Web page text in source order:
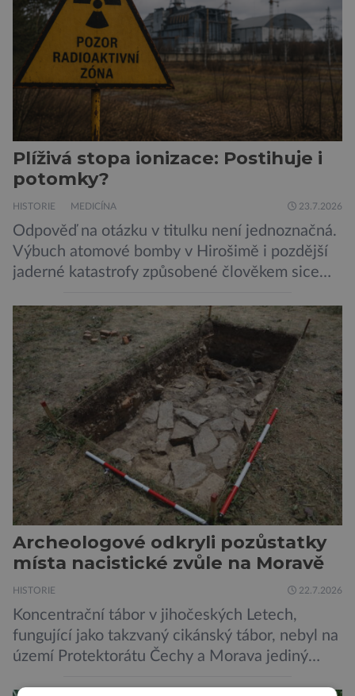
chelicerami, které u nich představují právě […]
Plíživá stopa ionizace: Postihuje i
potomky?
HISTORIE MEDICÍNA 23.7.2026
Odpověď na otázku v titulku není jednoznačná.
Výbuch atomové bomby v Hirošimě i pozdější
jaderné katastrofy způsobené člověkem sice
slabší a dlouhodobé záření poškozuje DNA.
Přesto není stále zcela jasné, nakolik se mutace
vzniklé ozářením přenášejí na potomstvo. Před
pěti lety, těsně před 35. výročím výbuchu
Černobylské jaderné elektrárny, […]
Archeologové odkryli pozůstatky
místa nacistické zvůle na Moravě
HISTORIE 22.7.2026
Koncentrační tábor v jihočeských Letech,
fungující jako takzvaný cikánský tábor, nebyl na
území Protektorátu Čechy a Morava jediný